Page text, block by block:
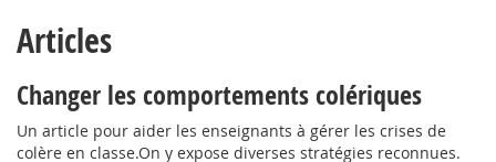
Articles
Changer les comportements colériques
Un article pour aider les enseignants à gérer les crises de
colère en classe.On y expose diverses stratégies reconnues.